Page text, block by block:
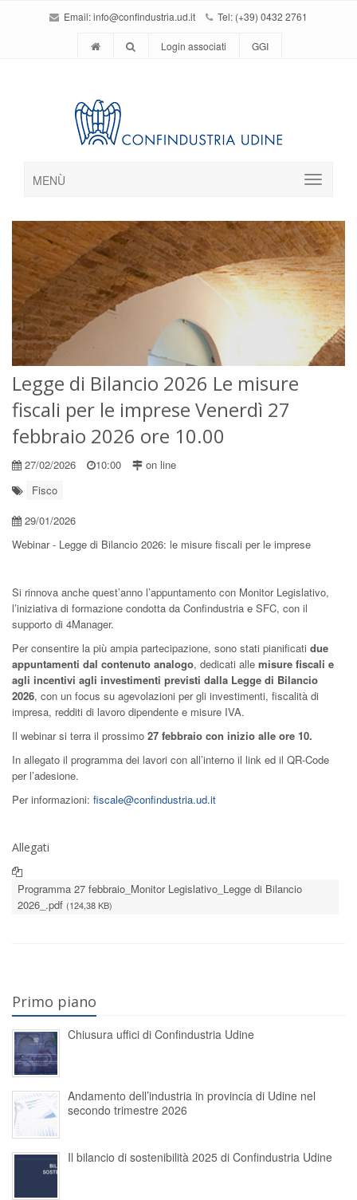
Email:info@confindustria.ud.it Tel: (+39) 0432 2761
Login associati GGI
MENÙ
Legge di Bilancio 2026 Le misure
fiscali per le imprese Venerdì 27
febbraio 2026 ore 10.00
27/02/2026 10:00
on line
Fisco
29/01/2026
Webinar - Legge di Bilancio 2026: le misure fiscali per le imprese
Si rinnova anche quest’anno l’appuntamento con Monitor Legislativo,
l’iniziativa di formazione condotta da Confindustria e SFC, con il
supporto di 4Manager.
Per consentire la più ampia partecipazione, sono stati pianificati due
appuntamenti dal contenuto analogo, dedicati alle misure fiscali e
agli incentivi agli investimenti previsti dalla Legge di Bilancio
2026, con un focus su agevolazioni per gli investimenti, fiscalità di
impresa, redditi di lavoro dipendente e misure IVA.
Il webinar si terra il prossimo 27 febbraio con inizio alle ore 10.
In allegato il programma dei lavori con all’interno il link ed il QR-Code
per l’adesione.
Per informazioni: fiscale@confindustria.ud.it
Allegati
Programma 27 febbraio_Monitor Legislativo_Legge di Bilancio
2026_.pdf (124,38 KB)
Primo piano
Chiusura uffici di Confindustria Udine
Andamento dell’industria in provincia di Udine nel
secondo trimestre 2026
Il bilancio di sostenibilità 2025 di Confindustria Udine